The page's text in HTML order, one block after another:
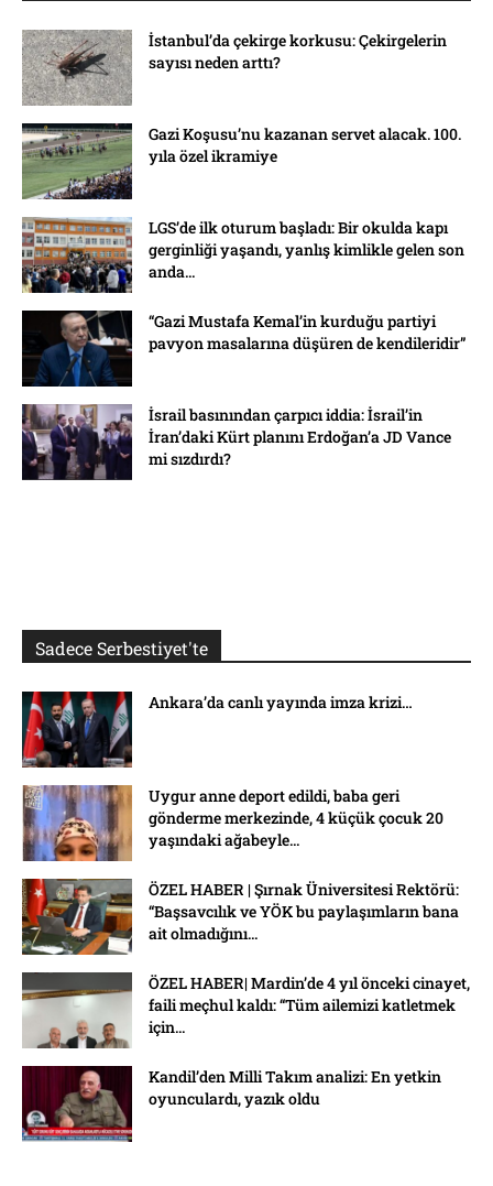
İstanbul’da çekirge korkusu: Çekirgelerin
sayısı neden arttı?
Gazi Koşusu’nu kazanan servet alacak. 100.
yıla özel ikramiye
LGS’de ilk oturum başladı: Bir okulda kapı
gerginliği yaşandı, yanlış kimlikle gelen son
anda...
“Gazi Mustafa Kemal’in kurduğu partiyi
pavyon masalarına düşüren de kendileridir”
İsrail basınından çarpıcı iddia: İsrail’in
İran’daki Kürt planını Erdoğan’a JD Vance
mi sızdırdı?
Sadece Serbestiyet'te
Ankara’da canlı yayında imza krizi…
Uygur anne deport edildi, baba geri
gönderme merkezinde, 4 küçük çocuk 20
yaşındaki ağabeyle...
ÖZEL HABER | Şırnak Üniversitesi Rektörü:
“Başsavcılık ve YÖK bu paylaşımların bana
ait olmadığını...
ÖZEL HABER| Mardin’de 4 yıl önceki cinayet,
faili meçhul kaldı: “Tüm ailemizi katletmek
için...
Kandil’den Milli Takım analizi: En yetkin
oyunculardı, yazık oldu